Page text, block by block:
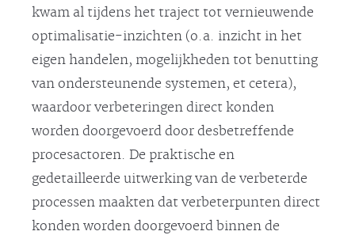
kwam al tijdens het traject tot vernieuwende
optimalisatie-inzichten (o.a. inzicht in het
eigen handelen, mogelijkheden tot benutting
van ondersteunende systemen, et cetera),
waardoor verbeteringen direct konden
worden doorgevoerd door desbetreffende
procesactoren. De praktische en
gedetailleerde uitwerking van de verbeterde
processen maakten dat verbeterpunten direct
konden worden doorgevoerd binnen de